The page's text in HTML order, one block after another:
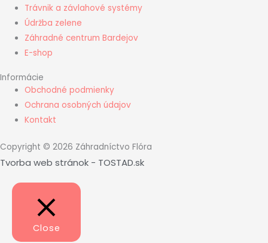
Trávnik a závlahové systémy
Údržba zelene
Záhradné centrum Bardejov
E-shop
Informácie
Obchodné podmienky
Ochrana osobných údajov
Kontakt
Copyright © 2026 Záhradníctvo Flóra
Tvorba web stránok - TOSTAD.sk
Close